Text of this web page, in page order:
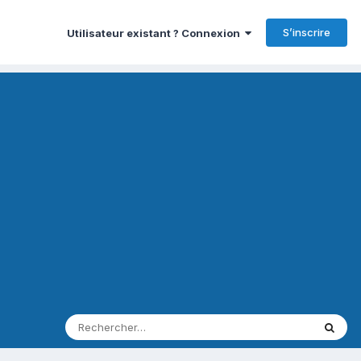
Utilisateur existant ? Connexion S’inscrire